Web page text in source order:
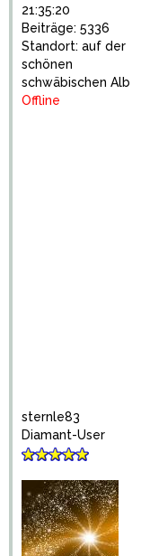
21:35:20
Beiträge: 5336
Standort: auf der
schönen
schwäbischen Alb
Offline
sternle83
Diamant-User